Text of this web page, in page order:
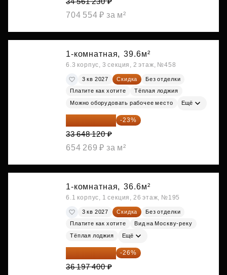
704 554 ₽ за м²
1-комнатная, 39.6м²
6.3 корпус, 3 секция, 2 этаж, №458
3 кв 2027 Скидка
Без отделки
Платите как хотите
Тёплая лоджия
Можно оборудовать рабочее место Ещё
25 909 052 ₽ -23%
33 648 120 ₽
654 269 ₽ за м²
1-комнатная, 36.6м²
6.1 корпус, 1 секция, 26 этаж, №195
3 кв 2027 Скидка
Без отделки
Платите как хотите
Вид на Москву-реку
Тёплая лоджия Ещё
26 786 076 ₽ -26%
36 197 400 ₽